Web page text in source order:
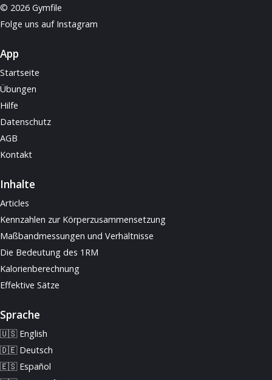
© 2026 Gymfile
Folge uns auf Instagram
App
Startseite
Übungen
Hilfe
Datenschutz
AGB
Kontakt
Inhalte
Articles
Kennzahlen zur Körperzusammensetzung
Maßbandmessungen und Verhältnisse
Die Bedeutung des 1RM
Kalorienberechnung
Effektive Sätze
Sprache
🇺🇸 English
🇩🇪 Deutsch
🇪🇸 Español